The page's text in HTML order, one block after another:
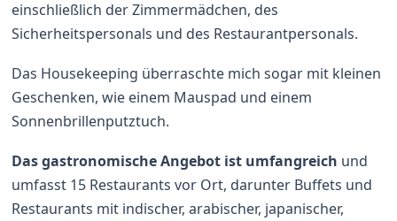
einschließlich der Zimmermädchen, des
Sicherheitspersonals und des Restaurantpersonals.
Das Housekeeping überraschte mich sogar mit kleinen
Geschenken, wie einem Mauspad und einem
Sonnenbrillenputztuch.
Das gastronomische Angebot ist umfangreich und
umfasst 15 Restaurants vor Ort, darunter Buffets und
Restaurants mit indischer, arabischer, japanischer,